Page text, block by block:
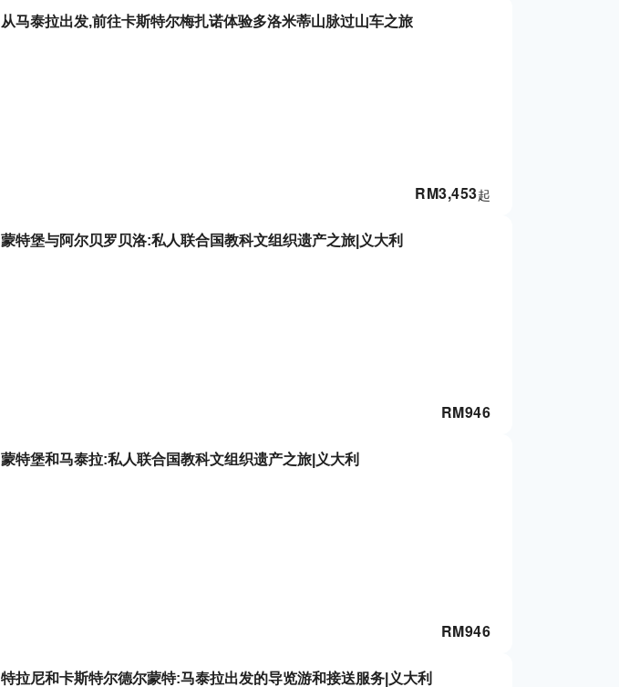
从马泰拉出发,前往卡斯特尔梅扎诺体验多洛米蒂山脉过山车之旅
RM3,453起
蒙特堡与阿尔贝罗贝洛:私人联合国教科文组织遗产之旅|义大利
RM946
蒙特堡和马泰拉:私人联合国教科文组织遗产之旅|义大利
RM946
特拉尼和卡斯特尔德尔蒙特:马泰拉出发的导览游和接送服务|义大利